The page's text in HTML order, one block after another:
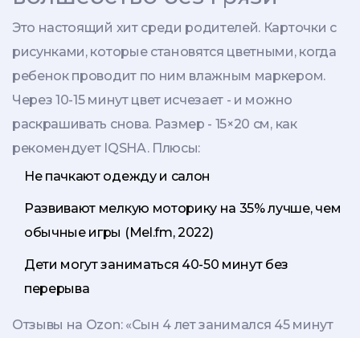
Это настоящий хит среди родителей. Карточки с
рисунками, которые становятся цветными, когда
ребенок проводит по ним влажным маркером.
Через 10-15 минут цвет исчезает - и можно
раскрашивать снова. Размер - 15×20 см, как
рекомендует IQSHA. Плюсы:
Не пачкают одежду и салон
Развивают мелкую моторику на 35% лучше, чем
обычные игры (Mel.fm, 2022)
Дети могут заниматься 40-50 минут без
перерыва
Отзывы на Ozon: «Сын 4 лет занимался 45 минут